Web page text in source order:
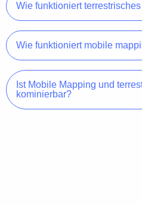
Wie funktioniert
Wie funktioniert mobile
Ist Mobile Mapping und
kominierbar?